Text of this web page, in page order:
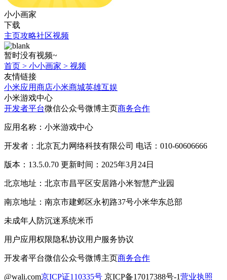
小小画家
下载
主页攻略社区视频
暂时没有视频~
首页 > 小小画家 > 视频
友情链接
小米应用商店小米商城英雄互娱
小米游戏中心
开发者平台微信公众号微博主页商务合作
应用名称：小米游戏中心
开发者：北京瓦力网络科技有限公司 电话：010-60606666
版本：13.5.0.70 更新时间：2025年3月24日
北京地址：北京市昌平区安居路小米智慧产业园
南京地址：南京市建邺区永初路37号小米华东总部
未成年人防沉迷系统米币
用户应用权限隐私协议用户服务协议
开发者平台微信公众号微博主页商务合作
@wali.com京ICP证110335号 京ICP备17017388号-1营业执照